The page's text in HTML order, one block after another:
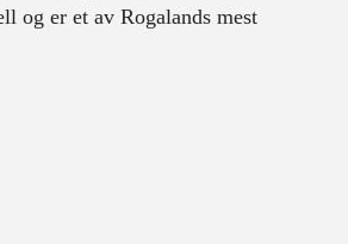
og er et av Rogalands mest